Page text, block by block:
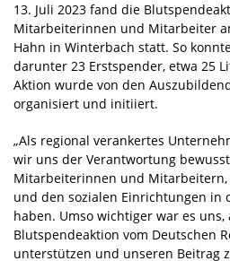
13. Juli 2023 fand die
Mitarbeiterinnen und Mitarbeiter
Hahn in Winterbach statt. So
darunter 23 Erstspender, etwa 25
Aktion wurde von den
organisiert und initiiert.
„Als regional verankertes
wir uns der Verantwortung
Mitarbeiterinnen und Mitarbeitern,
und den sozialen Einrichtungen in
haben. Umso wichtiger war es uns,
Blutspendeaktion vom Deutschen
unterstützen und unseren Beitrag